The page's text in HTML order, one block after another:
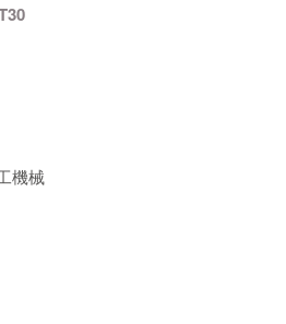
機械